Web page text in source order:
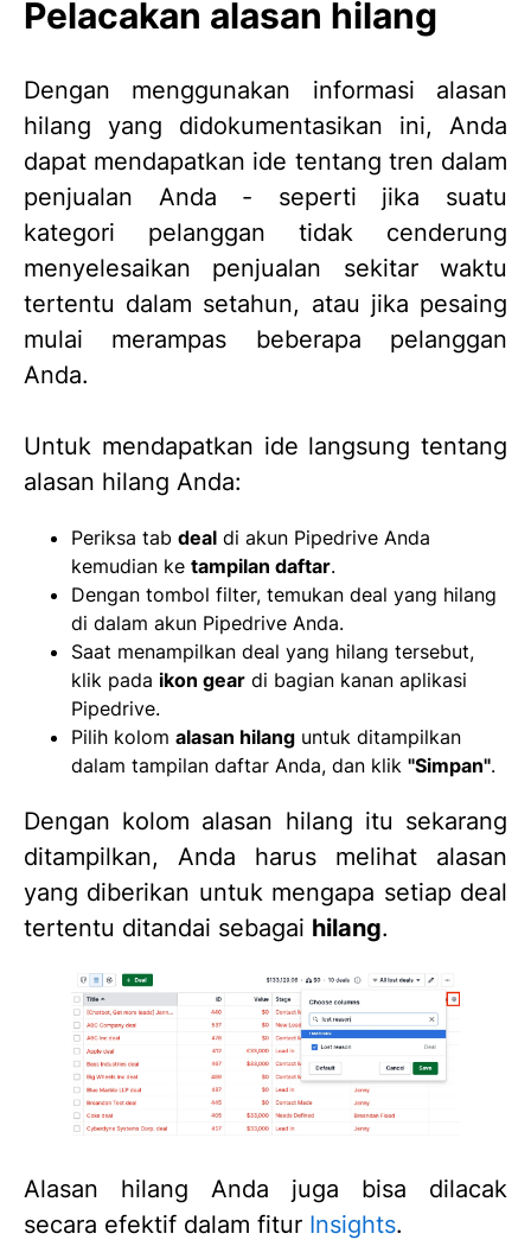
Pelacakan alasan hilang
Dengan menggunakan informasi alasan
hilang yang didokumentasikan ini, Anda
dapat mendapatkan ide tentang tren dalam
penjualan Anda - seperti jika suatu
kategori pelanggan tidak cenderung
menyelesaikan penjualan sekitar waktu
tertentu dalam setahun, atau jika pesaing
mulai merampas beberapa pelanggan
Anda.
Untuk mendapatkan ide langsung tentang
alasan hilang Anda:
Periksa tab deal di akun Pipedrive Anda
kemudian ke tampilan daftar.
Dengan tombol filter, temukan deal yang hilang
di dalam akun Pipedrive Anda.
Saat menampilkan deal yang hilang tersebut,
klik pada ikon gear di bagian kanan aplikasi
Pipedrive.
Pilih kolom alasan hilang untuk ditampilkan
dalam tampilan daftar Anda, dan klik "Simpan".
Dengan kolom alasan hilang itu sekarang
ditampilkan, Anda harus melihat alasan
yang diberikan untuk mengapa setiap deal
tertentu ditandai sebagai hilang.
Alasan hilang Anda juga bisa dilacak
secara efektif dalam fitur Insights.